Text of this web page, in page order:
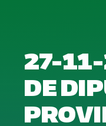
27-11-
DE